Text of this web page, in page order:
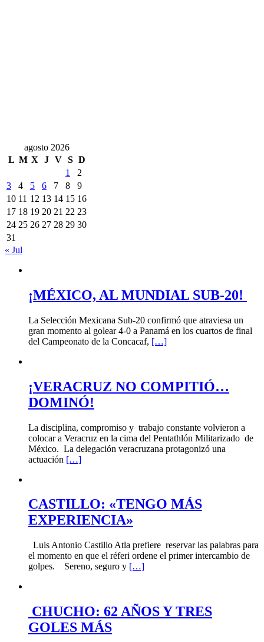
agosto 2026
L M X J V S D
1
2
3
4 5 6 7 8
9
10 11 12 13 14 15 16
17 18 19 20 21 22 23
24 25 26 27 28 29 30
31
« Jul
¡MÉXICO, AL MUNDIAL SUB-20!
La Selección Mexicana Sub-20 confirmó que atraviesa un
gran momento al golear 4-0 a Panamá en los cuartos de final
del Campeonato de la Concacaf, […]
¡VERACRUZ NO COMPITIÓ…
DOMINÓ!
La disciplina, compromiso y trabajo constante volvieron a
colocar a Veracruz en la cima del Pentathlón Militarizado de
México. La delegación veracruzana protagonizó una
actuación […]
CASTILLO: «TENGO MÁS
EXPERIENCIA»
Luis Antonio Castillo Atla prefiere reservar las palabras para
el momento en que el réferi ordene el primer intercambio de
golpes. Sereno, seguro y […]
CHUCHO: 62 AÑOS Y TRES
GOLES MÁS